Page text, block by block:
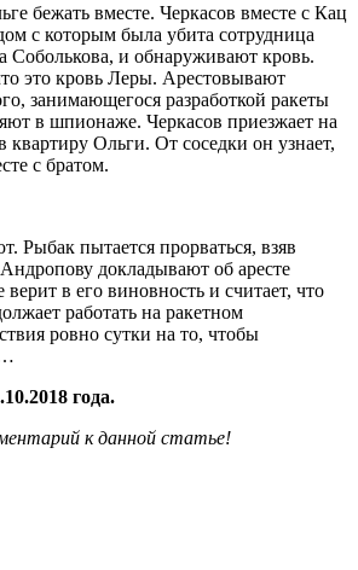
бежать вместе. Черкасов вместе с Кац
с которым была убита сотрудница
Соболькова, и обнаруживают кровь.
это кровь Леры. Арестовывают
занимающегося разработкой ракеты
в шпионаже. Черкасов приезжает на
квартиру Ольги. От соседки он узнает,
с братом.
Рыбак пытается прорваться, взяв
докладывают об аресте
в его виновность и считает, что
работать на ракетном
ровно сутки на то, чтобы
года.
к данной статье!